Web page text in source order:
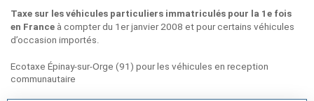
Taxe sur les véhicules particuliers immatriculés pour la 1e fois
en France à compter du 1er janvier 2008 et pour certains véhicules
d’occasion importés.
Ecotaxe Épinay-sur-Orge (91) pour les véhicules en reception
communautaire